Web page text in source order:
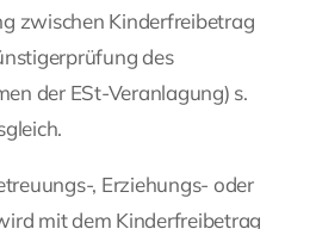
zwischen Kinderfreibetrag
des
der ESt-Veranlagung) s.
.
, Erziehungs- oder
mit dem Kinderfreibetrag